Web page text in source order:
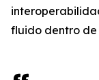
fluido dentro de